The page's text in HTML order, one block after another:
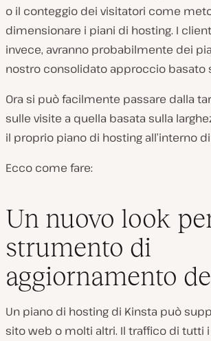
o il conteggio dei visitatori come
dimensionare i piani di hosting. I
invece, avranno probabilmente dei
nostro consolidato approccio basato
Ora si può facilmente passare dalla
sulle visite a quella basata sulla
il proprio piano di hosting all’interno di
Ecco come fare:
Un nuovo look
strumento di
aggiornamento
Un piano di hosting di Kinsta può
sito web o molti altri. Il traffico di tutti